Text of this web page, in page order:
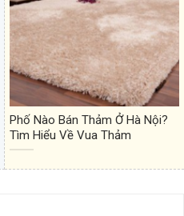
Phố Nào Bán Thảm Ở Hà Nội?
Tìm Hiểu Về Vua Thảm